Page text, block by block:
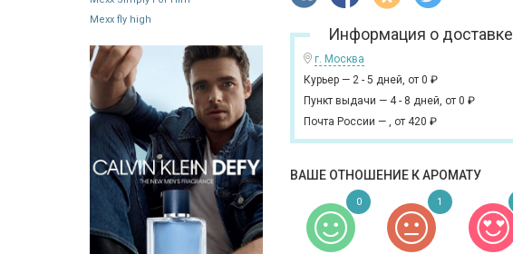
Mexx fly high
Информация о доставке
г. Москва
Курьер — 2 - 5 дней, от 0 ₽
Пункт выдачи — 4 - 8 дней, от 0 ₽
Почта России — , от 420 ₽
ВАШЕ ОТНОШЕНИЕ К АРОМАТУ
0 1